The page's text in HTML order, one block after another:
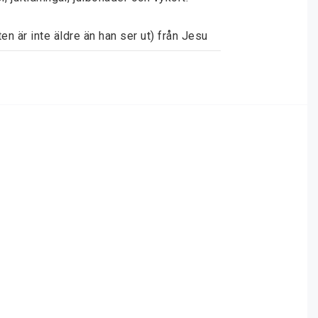
är inte äldre än han ser ut) från Jesu
ofta kryddade med roliga och kvicka